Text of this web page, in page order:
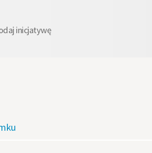
inicjatywę